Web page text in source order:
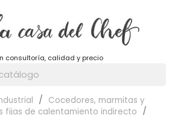
consultoría, calidad y precio
Cocedores, marmitas y
fijas de calentamiento indirecto